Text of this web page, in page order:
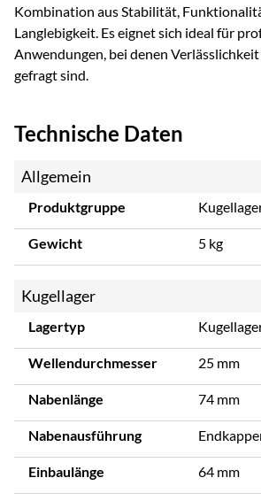
Kombination aus Stabilität,
Langlebigkeit. Es eignet sich ideal für
Anwendungen, bei denen
gefragt sind.
Technische Daten
Allgemein
Produktgruppe
Gewicht 5 kg
Kugellager
Lagertyp
Wellendurchmesser 25 mm
Nabenlänge 74 mm
Nabenausführung
Einbaulänge 64 mm